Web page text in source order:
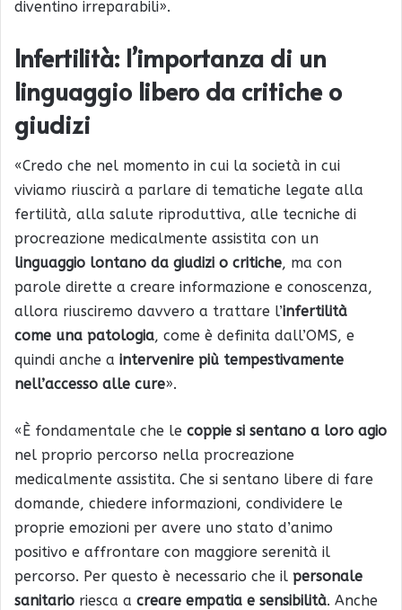
diventino irreparabili».
Infertilità: l’importanza di un
linguaggio libero da critiche o
giudizi
«Credo che nel momento in cui la società in cui
viviamo riuscirà a parlare di tematiche legate alla
fertilità, alla salute riproduttiva, alle tecniche di
procreazione medicalmente assistita con un
linguaggio lontano da giudizi o critiche, ma con
parole dirette a creare informazione e conoscenza,
allora riusciremo davvero a trattare l’infertilità
come una patologia, come è definita dall’OMS, e
quindi anche a intervenire più tempestivamente
nell’accesso alle cure».
«È fondamentale che le coppie si sentano a loro agio
nel proprio percorso nella procreazione
medicalmente assistita. Che si sentano libere di fare
domande, chiedere informazioni, condividere le
proprie emozioni per avere uno stato d’animo
positivo e affrontare con maggiore serenità il
percorso. Per questo è necessario che il personale
sanitario riesca a creare empatia e sensibilità. Anche